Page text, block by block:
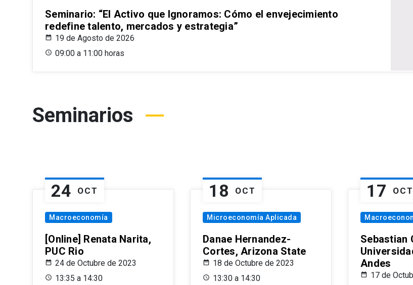
Seminario: “El Activo que Ignoramos: Cómo el envejecimiento
redefine talento, mercados y estrategia”
19 de Agosto de 2026
09:00 a 11:00 horas
Seminarios
24 OCT
Macroeconomía
[Online] Renata Narita,
PUC Rio
24 de Octubre de 2023
13:35 a 14:30
18 OCT
Microeconomía Aplicada
Danae Hernandez-
Cortes, Arizona State
18 de Octubre de 2023
13:30 a 14:30
17 OCT
Sebastian
Andes
17 de